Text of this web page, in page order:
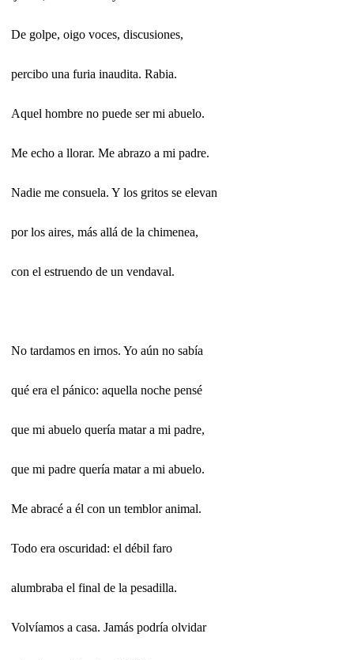
De golpe, oigo voces, discusiones,
percibo una furia inaudita. Rabia.
Aquel hombre no puede ser mi abuelo.
Me echo a llorar. Me abrazo a mi padre.
Nadie me consuela. Y los gritos se elevan
por los aires, más allá de la chimenea,
con el estruendo de un vendaval.
No tardamos en irnos. Yo aún no sabía
qué era el pánico: aquella noche pensé
que mi abuelo quería matar a mi padre,
que mi padre quería matar a mi abuelo.
Me abracé a él con un temblor animal.
Todo era oscuridad: el débil faro
alumbraba el final de la pesadilla.
Volvíamos a casa. Jamás podría olvidar